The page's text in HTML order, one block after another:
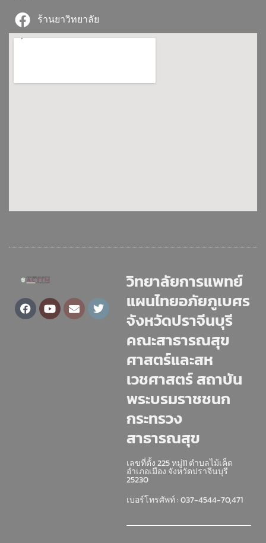
ร้านยาวิทยาลัย
Facebook
YoutubeEnvelopeTwitter
วิทยาลัยการแพทย์
แผนไทยอภัยภูเบศร
จังหวัดปราจีนบุรี
คณะสาธารณสุข
ศาสตร์และสห
เวชศาสตร์ สถาบัน
พระบรมราชชนก
กระทรวง
สาธารณสุข
เลขที่ตั้ง 225 หมู่11 ตำบลไม้เค็ด
อำเภอเมือง จังหวัดปราจีนบุรี
25230
เบอร์โทรศัพท์ : 037-4544-70,471